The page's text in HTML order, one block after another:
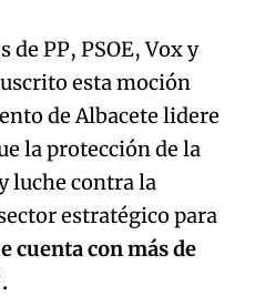
PP, PSOE, Vox y
esta moción
de Albacete lidere
la protección de la
luche contra la
estratégico para
cuenta con más de